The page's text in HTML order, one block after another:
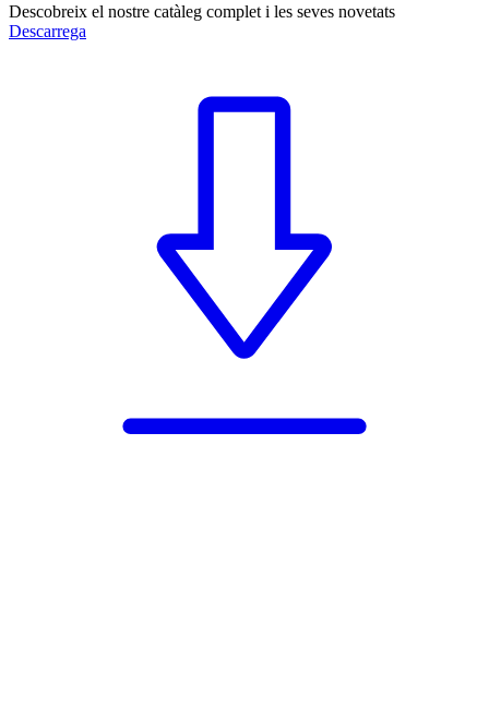
Descobreix el nostre catàleg complet i les seves novetats
Descarrega